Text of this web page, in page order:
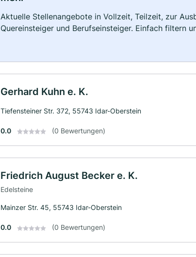
Aktuelle Stellenangebote in Vollzeit, Teilzeit, zur
Quereinsteiger und Berufseinsteiger. Einfach filtern
Gerhard Kuhn e. K.
Tiefensteiner Str. 372, 55743 Idar-Oberstein
0.0 (0 Bewertungen)
Friedrich August Becker e. K.
Edelsteine
Mainzer Str. 45, 55743 Idar-Oberstein
0.0 (0 Bewertungen)